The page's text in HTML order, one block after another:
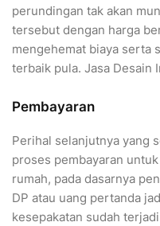
perundingan tak akan
tersebut dengan harga
mengehemat biaya serta
terbaik pula. Jasa Desain
Pembayaran
Perihal selanjutnya yang
proses pembayaran
rumah, pada dasarnya
DP atau uang pertanda
kesepakatan sudah